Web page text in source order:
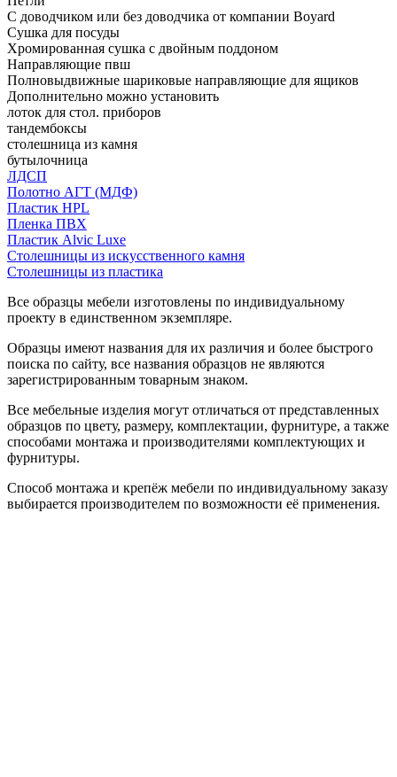
С доводчиком или без доводчика от компании Boyard
Сушка для посуды
Хромированная сушка с двойным поддоном
Направляющие пвш
Полновыдвижные шариковые направляющие для ящиков
Дополнительно можно установить
лоток для стол. приборов
тандембоксы
столешница из камня
бутылочница
ЛДСП
Полотно АГТ (МДФ)
Пластик HPL
Пленка ПВХ
Пластик Alvic Luxe
Столешницы из искусственного камня
Столешницы из пластика
Все образцы мебели изготовлены по индивидуальному
проекту в единственном экземпляре.
Образцы имеют названия для их различия и более быстрого
поиска по сайту, все названия образцов не являются
зарегистрированным товарным знаком.
Все мебельные изделия могут отличаться от представленных
образцов по цвету, размеру, комплектации, фурнитуре, а также
способами монтажа и производителями комплектующих и
фурнитуры.
Способ монтажа и крепёж мебели по индивидуальному заказу
выбирается производителем по возможности её применения.